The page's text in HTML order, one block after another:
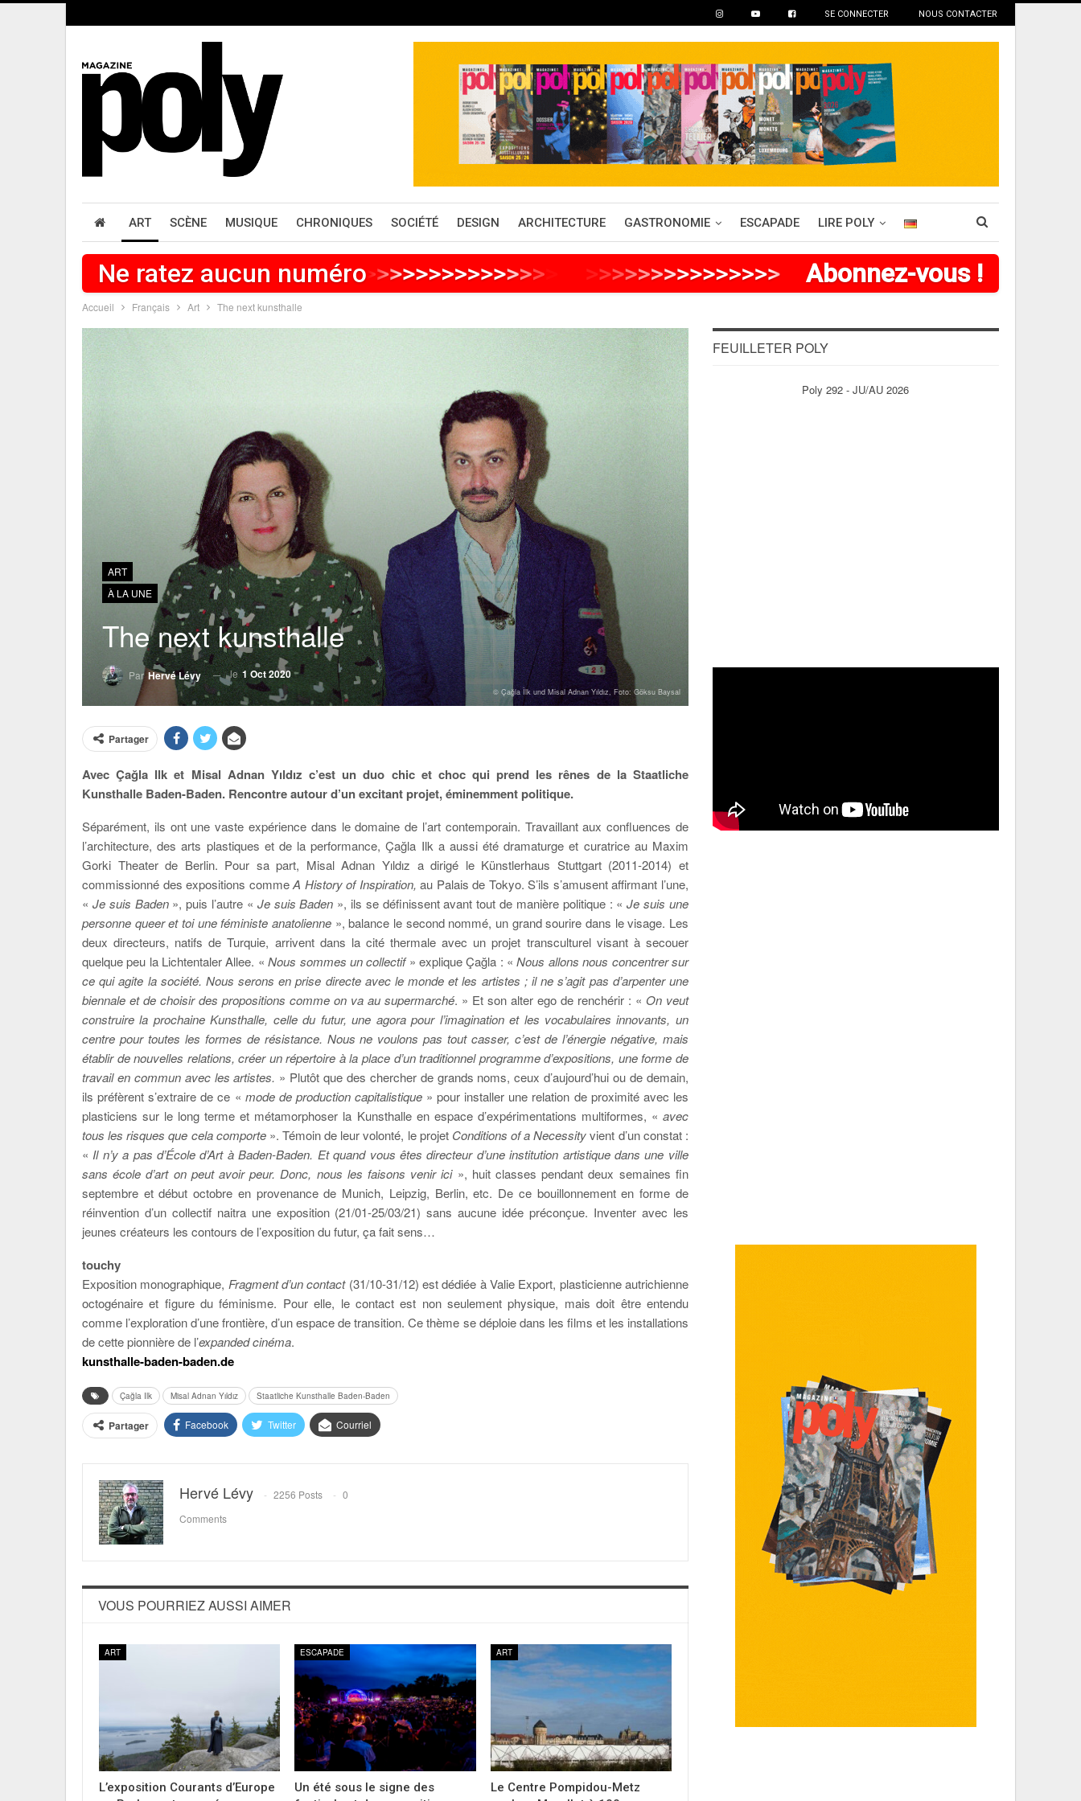
SE CONNECTER NOUS CONTACTER
ART SCÈNE MUSIQUE CHRONIQUES SOCIÉTÉ DESIGN ARCHITECTURE GASTRONOMIE ESCAPADE LIRE POLY
Ne ratez aucun numéro>>>>>>>>>>>>>> >>>>>>> >>>>>>> Abonnez-vous !
Accueil Français Art The next kunsthalle
ART
À LA UNE
The next kunsthalle
ParHervé Lévy le1 Oct 2020
© Çağla İlk und Misal Adnan Yıldız, Foto: Göksu Baysal
Partager
Avec Çağla Ilk et Misal Adnan Yıldız c’est un duo chic et choc qui prend les rênes de la Staatliche
Kunsthalle Baden-Baden. Rencontre autour d’un excitant projet, éminemment politique.
Séparément, ils ont une vaste expérience dans le domaine de l’art contemporain. Travaillant aux confluences de
l’architecture, des arts plastiques et de la performance, Çağla Ilk a aussi été dramaturge et curatrice au Maxim
Gorki Theater de Berlin. Pour sa part, Misal Adnan Yıldız a dirigé le Künstlerhaus Stuttgart (2011-2014) et
commissionné des expositions commeA History of Inspiration, au Palais de Tokyo. S’ils s’amusent affirmant l’une,
« Je suis Baden», puis l’autre « Je suis Baden », ils se définissent avant tout de manière politique : « Je suis une
personne queer et toi une féministe anatolienne», balance le second nommé, un grand sourire dans le visage. Les
deux directeurs, natifs de Turquie, arrivent dans la cité thermale avec un projet transculturel visant à secouer
quelque peu la Lichtentaler Allee. «Nous sommes un collectif» explique Çağla : «Nous allons nous concentrer sur
ce qui agite la société. Nous serons en prise directe avec le monde et les artistes ; il ne s’agit pas d’arpenter une
biennale et de choisir des propositions comme on va au supermarché. » Et son alter ego de renchérir : « On veut
construire la prochaine Kunsthalle, celle du futur, une agora pour l’imagination et les vocabulaires innovants, un
centre pour toutes les formes de résistance. Nous ne voulons pas tout casser, c’est de l’énergie négative, mais
établir de nouvelles relations, créer un répertoire à la place d’un traditionnel programme d’expositions, une forme de
travail en commun avec les artistes. » Plutôt que des chercher de grands noms, ceux d’aujourd’hui ou de demain,
ils préfèrent s’extraire de ce « mode de production capitalistique» pour installer une relation de proximité avec les
plasticiens sur le long terme et métamorphoser la Kunsthalle en espace d’expérimentations multiformes, « avec
tous les risques que cela comporte». Témoin de leur volonté, le projet Conditions of a Necessityvient d’un constat :
« Il n’y a pas d’École d’Art à Baden-Baden. Et quand vous êtes directeur d’une institution artistique dans une ville
sans école d’art on peut avoir peur. Donc, nous les faisons venir ici», huit classes pendant deux semaines fin
septembre et début octobre en provenance de Munich, Leipzig, Berlin, etc. De ce bouillonnement en forme de
réinvention d’un collectif naitra une exposition (21/01-25/03/21) sans aucune idée préconçue. Inventer avec les
jeunes créateurs les contours de l’exposition du futur, ça fait sens…
touchy
Exposition monographique, Fragment d’un contact(31/10-31/12) est dédiée à Valie Export, plasticienne autrichienne
octogénaire et figure du féminisme. Pour elle, le contact est non seulement physique, mais doit être entendu
comme l’exploration d’une frontière, d’un espace de transition. Ce thème se déploie dans les films et les installations
de cette pionnière de l’expanded cinéma.
kunsthalle-baden-baden.de
Çağla Ilk Misal Adnan Yıldız Staatliche Kunsthalle Baden-Baden
Partager Facebook Twitter Courriel
Hervé Lévy 2256 Posts
0
Comments
VOUS POURRIEZ AUSSI AIMER
ART
L’exposition Courants d’Europe
ESCAPADE
Un été sous le signe des
ART
Le Centre Pompidou-Metz
FEUILLETER POLY
Poly 292 - JU/AU 2026